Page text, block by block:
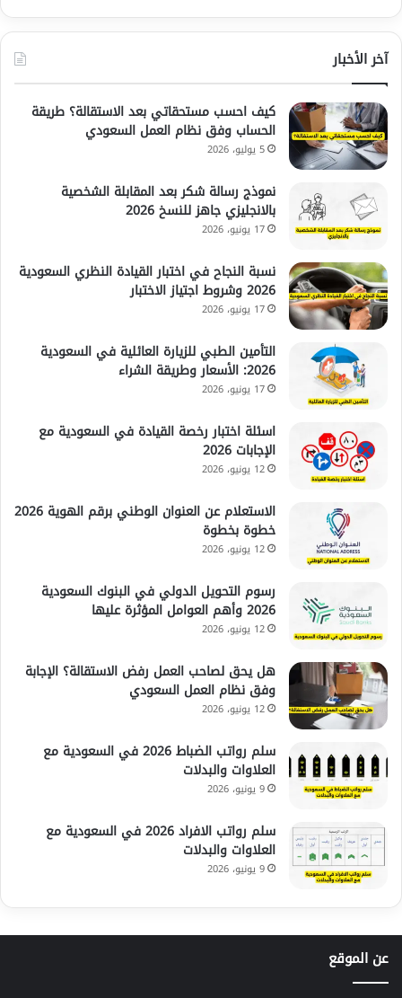
آخر الأخبار
كيف احسب مستحقاتي بعد الاستقالة؟ طريقة
الحساب وفق نظام العمل السعودي
5 يوليو، 2026
نموذج رسالة شكر بعد المقابلة الشخصية
بالانجليزي جاهز للنسخ 2026
17 يونيو، 2026
نسبة النجاح في اختبار القيادة النظري السعودية
2026 وشروط اجتياز الاختبار
17 يونيو، 2026
التأمين الطبي للزيارة العائلية في السعودية
2026: الأسعار وطريقة الشراء
17 يونيو، 2026
اسئلة اختبار رخصة القيادة في السعودية مع
الإجابات 2026
12 يونيو، 2026
الاستعلام عن العنوان الوطني برقم الهوية 2026
خطوة بخطوة
12 يونيو، 2026
رسوم التحويل الدولي في البنوك السعودية
2026 وأهم العوامل المؤثرة عليها
12 يونيو، 2026
هل يحق لصاحب العمل رفض الاستقالة؟ الإجابة
وفق نظام العمل السعودي
12 يونيو، 2026
سلم رواتب الضباط 2026 في السعودية مع
العلاوات والبدلات
9 يونيو، 2026
سلم رواتب الافراد 2026 في السعودية مع
العلاوات والبدلات
9 يونيو، 2026
عن الموقع